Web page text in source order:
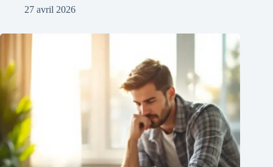
27 avril 2026